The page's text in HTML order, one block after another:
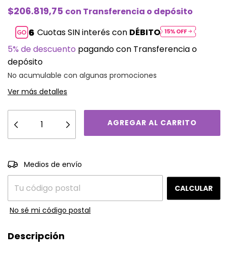
$206.819,75 con Transferencia o depósito
Cuotas SIN interés con DÉBITO
5% de descuento pagando con Transferencia o
depósito
No acumulable con algunas promociones
Ver más detalles
Entregas para el CP:
Medios de envío
CALCULAR
No sé mi código postal
Descripción